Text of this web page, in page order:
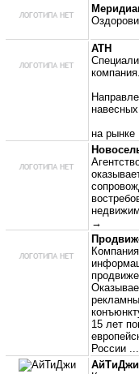
АТН
компания.
на рынке
→
15 лет
России
АйТиДжи